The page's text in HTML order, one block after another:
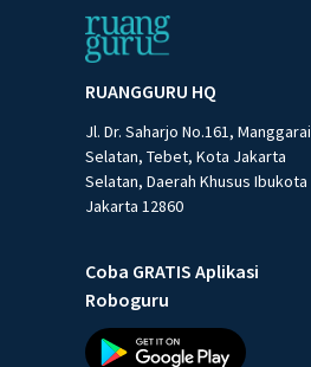
RUANGGURU HQ
Jl. Dr. Saharjo No.161, Manggarai
Selatan, Tebet, Kota Jakarta
Selatan, Daerah Khusus Ibukota
Jakarta 12860
Coba GRATIS Aplikasi
Roboguru